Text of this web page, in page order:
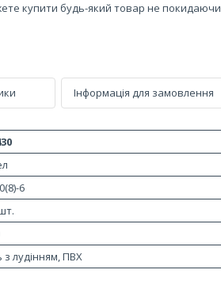
купити будь-який товар не покидаючи
Інформація для замовлення
6
з лудінням, ПВХ